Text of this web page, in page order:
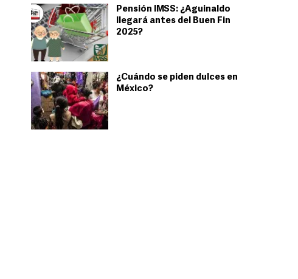
Pensión IMSS: ¿Aguinaldo
llegará antes del Buen Fin
2025?
¿Cuándo se piden dulces en
México?